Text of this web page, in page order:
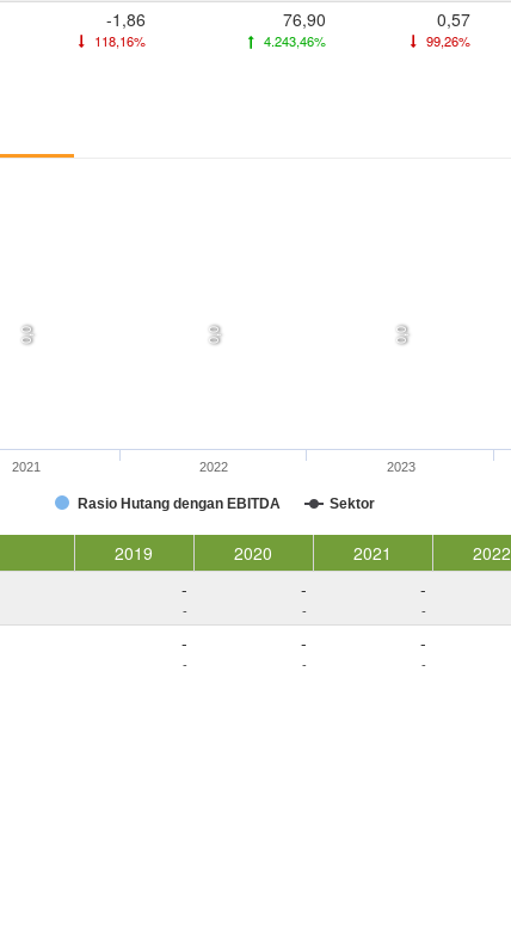
-1,86
118,16%
76,90
4.243,46%
0,57
99,26%
0,0 0,0 0,0
Rasio Hutang dengan EBITDA Sektor
2021 2022 2023
2019 2020 2021 2022
-
-
-
-
-
-
-
-
-
-
-
-